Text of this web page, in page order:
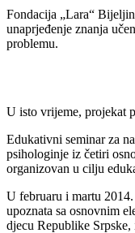
Fondacija „Lara“
unaprjeđenje znanja
problemu.
U isto vrijeme, projekat
Edukativni seminar za
psihologinje iz četiri
organizovan u cilju
U februaru i martu
upoznata sa osnovnim
djecu Republike